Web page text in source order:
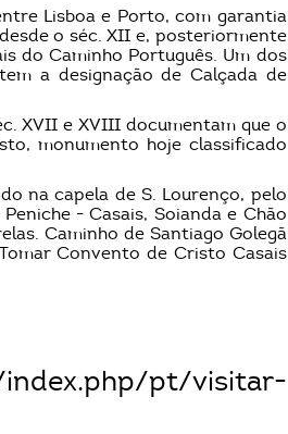
Lisboa e Porto, com garantia
o séc. XII e, posteriormente
do Caminho Português. Um dos
a designação de Calçada de
XVII e XVIII documentam que o
monumento hoje classificado
na capela de S. Lourenço, pelo
- Casais, Soianda e Chão
Caminho de Santiago Golegã
Convento de Cristo Casais
pt/visitar-